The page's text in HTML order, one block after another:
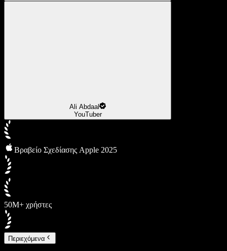
Ali Abdaal
YouTuber
Βραβείο Σχεδίασης Apple 2025
50M+ χρήστες
Περιεχόμενα